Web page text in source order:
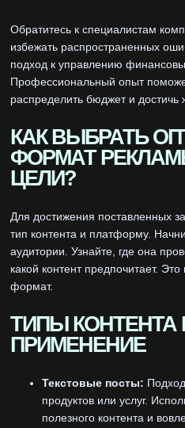
Обратитесь к специалистам
избежать распространенных
подход к управлению
Профессиональный опыт
распределить бюджет и достичь
КАК ВЫБРАТЬ
ФОРМАТ
ЦЕЛИ?
Для достижения поставленных
тип контента и платформу.
аудитории. Узнайте, где она
какой контент предпочитает.
формат.
ТИПЫ КОНТЕНТА
ПРИМЕНЕНИЕ
Текстовые посты:
продуктов или услуг.
полезного контента и